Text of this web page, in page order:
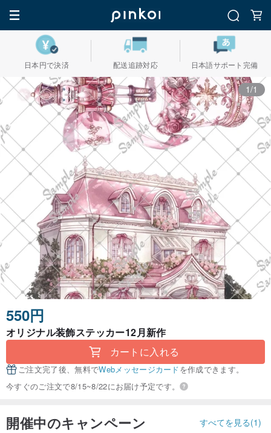
日本円で決済 配送追跡対応 日本語サポート完備
1/1
550円
オリジナル装飾ステッカー12月新作
カートに入れる
ご注文完了後、無料でWebメッセージカードを作成できます。
今すぐのご注文で8/15~8/22にお届け予定です。
開催中のキャンペーン すべてを見る(1)